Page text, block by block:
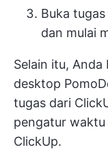
Buka
dan mulai
Selain itu, Anda
desktop
tugas dari
pengatur
ClickUp.